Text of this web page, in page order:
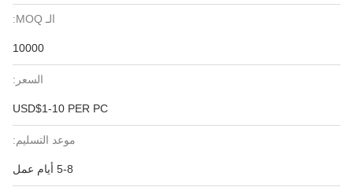
الـ MOQ:
10000
السعر:
USD$1-10 PER PC
موعد التسليم:
5-8 أيام عمل